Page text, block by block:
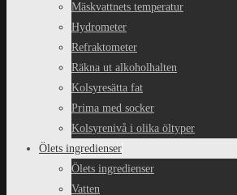
Mäskvattnets temperatur
Hydrometer
Refraktometer
Räkna ut alkoholhalten
Kolsyresätta fat
Prima med socker
Kolsyrenivå i olika öltyper
Ölets ingredienser
Ölets ingredienser
Vatten